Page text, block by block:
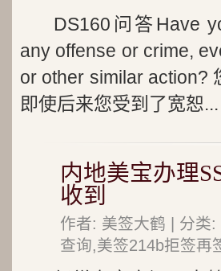
DS160问答Have
any offense or crime,
or other similar action?
即使后来您受到了宽恕...
内地美宝办理
收到
作者: 美签大鹤 | 分类:
查询,美签214b拒签再